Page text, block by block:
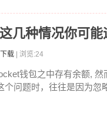
几种情况你可能
载 | 浏览:24
钱包之中存有余额,
个问题时，往往是因为忽